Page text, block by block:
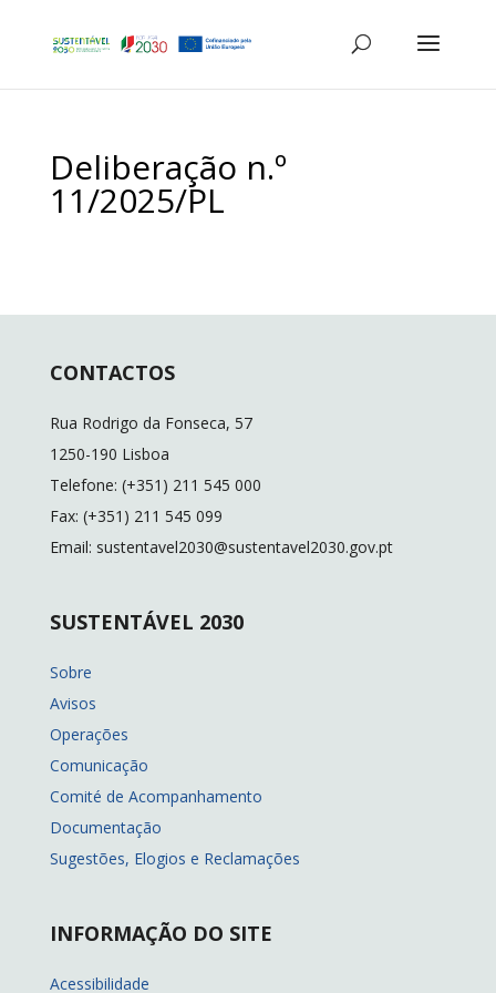
Deliberação n.º
11/2025/PL
CONTACTOS
Rua Rodrigo da Fonseca, 57
1250-190 Lisboa
Telefone: (+351) 211 545 000
Fax: (+351) 211 545 099
Email: sustentavel2030@sustentavel2030.gov.pt
SUSTENTÁVEL 2030
Sobre
Avisos
Operações
Comunicação
Comité de Acompanhamento
Documentação
Sugestões, Elogios e Reclamações
INFORMAÇÃO DO SITE
Acessibilidade